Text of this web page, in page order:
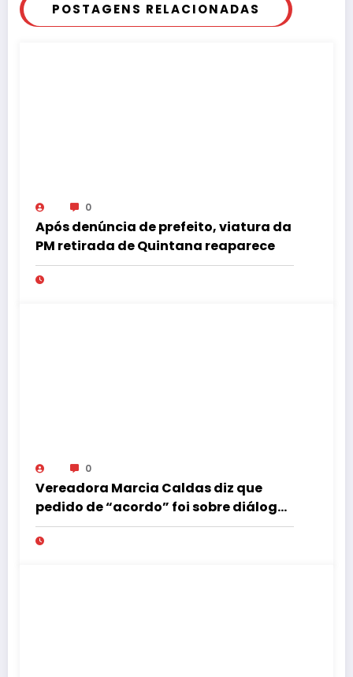
POSTAGENS RELACIONADAS
0
Após denúncia de prefeito, viatura da
PM retirada de Quintana reaparece
0
Vereadora Marcia Caldas diz que
pedido de “acordo” foi sobre diálogo
institucional